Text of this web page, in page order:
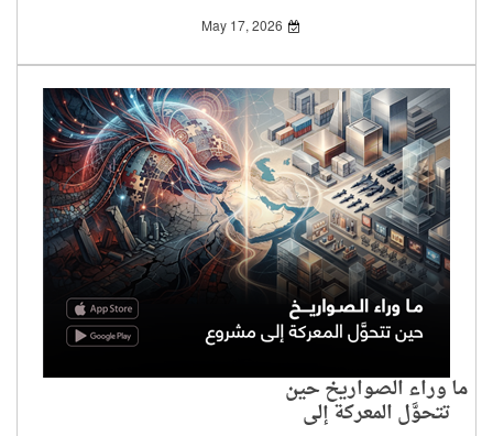
May 17, 2026
ما وراء الصواريخ حين
تتحوَّل المعركة إلى